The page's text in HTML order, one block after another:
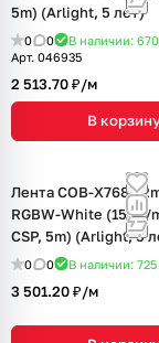
5m) (Arlight, 5 лет)
0 0 В наличии: 670
Арт. 046935
2 513.70 ₽/м
В
Лента COB-X768-
RGBW-White (15 W/
CSP, 5m) (Arlight, 5
0 0 В наличии: 725
3 501.20 ₽/м